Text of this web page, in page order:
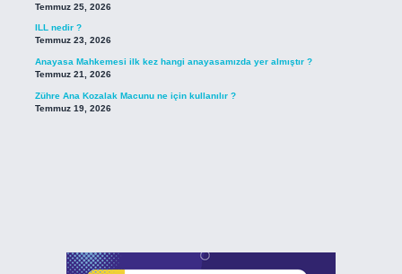
Temmuz 25, 2026
ILL nedir ?
Temmuz 23, 2026
Anayasa Mahkemesi ilk kez hangi anayasamızda yer almıştır ?
Temmuz 21, 2026
Zühre Ana Kozalak Macunu ne için kullanılır ?
Temmuz 19, 2026